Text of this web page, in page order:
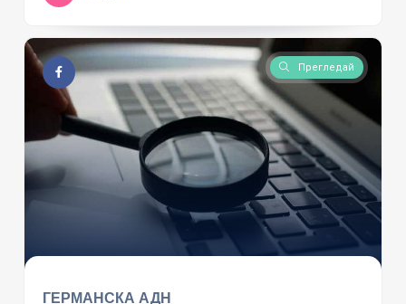
Прегледай
ГЕРМАНСКА АДН